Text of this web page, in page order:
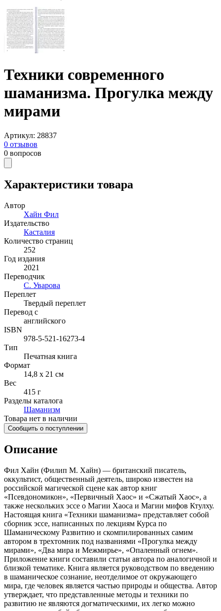
Техники современного
шаманизма. Прогулка между
мирами
Артикул: 28837
0 отзывов
0 вопросов
Характеристики товара
Автор
Хайн Фил
Издательство
Касталия
Количество страниц
252
Год издания
2021
Переводчик
С. Уварова
Переплет
Твердый переплет
Перевод с
английского
ISBN
978-5-521-16273-4
Тип
Печатная книга
Формат
14,8 x 21 см
Вес
415 г
Разделы каталога
Шаманизм
Товара нет в наличии
Сообщить о поступлении
Описание
Фил Хайн (Филип М. Хайн) — британский писатель,
оккультист, общественный деятель, широко известен на
российской магической сцене как автор книг
«Псевдономикон», «Первичный Хаос» и «Сжатый Хаос», а
также нескольких эссе о Магии Хаоса и Магии мифов Ктулху.
Настоящая книга «Техники шаманизма» представляет собой
сборник эссе, написанных по лекциям Курса по
Шаманическому Развитию и скомпилированных самим
автором в трехтомник под названиями «Прогулка между
мирами», «Два мира и Межмирье», «Опаленный огнем».
Приложение книги составили статьи автора по аналогичной и
близкой тематике. Книга является руководством по введению
в шаманическое сознание, неотделимое от окружающего
мира, где человек является частью природы и общества. Автор
утверждает, что представленные методы и техники по
развитию не являются догматическими, их легко можно